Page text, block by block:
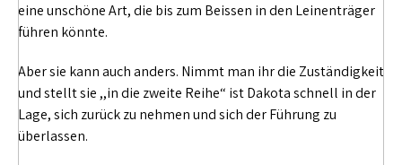
eine unschöne Art, die bis zum Beissen in den Leinenträger
führen könnte.
Aber sie kann auch anders. Nimmt man ihr die Zuständigkeit
und stellt sie ,,in die zweite Reihe“ ist Dakota schnell in der
Lage, sich zurück zu nehmen und sich der Führung zu
überlassen.